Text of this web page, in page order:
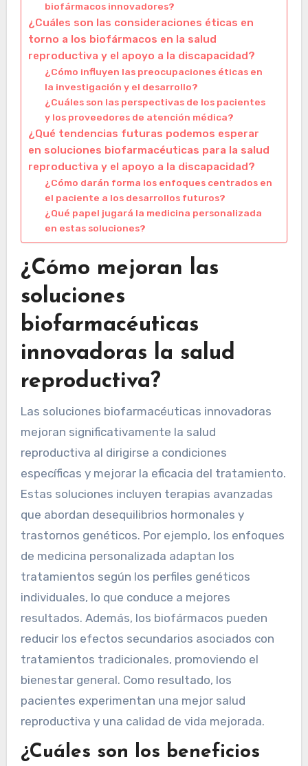
biofármacos innovadores?
¿Cuáles son las consideraciones éticas en
torno a los biofármacos en la salud
reproductiva y el apoyo a la discapacidad?
¿Cómo influyen las preocupaciones éticas en
la investigación y el desarrollo?
¿Cuáles son las perspectivas de los pacientes
y los proveedores de atención médica?
¿Qué tendencias futuras podemos esperar
en soluciones biofarmacéuticas para la salud
reproductiva y el apoyo a la discapacidad?
¿Cómo darán forma los enfoques centrados en
el paciente a los desarrollos futuros?
¿Qué papel jugará la medicina personalizada
en estas soluciones?
¿Cómo mejoran las
soluciones
biofarmacéuticas
innovadoras la salud
reproductiva?
Las soluciones biofarmacéuticas innovadoras
mejoran significativamente la salud
reproductiva al dirigirse a condiciones
específicas y mejorar la eficacia del tratamiento.
Estas soluciones incluyen terapias avanzadas
que abordan desequilibrios hormonales y
trastornos genéticos. Por ejemplo, los enfoques
de medicina personalizada adaptan los
tratamientos según los perfiles genéticos
individuales, lo que conduce a mejores
resultados. Además, los biofármacos pueden
reducir los efectos secundarios asociados con
tratamientos tradicionales, promoviendo el
bienestar general. Como resultado, los
pacientes experimentan una mejor salud
reproductiva y una calidad de vida mejorada.
¿Cuáles son los beneficios